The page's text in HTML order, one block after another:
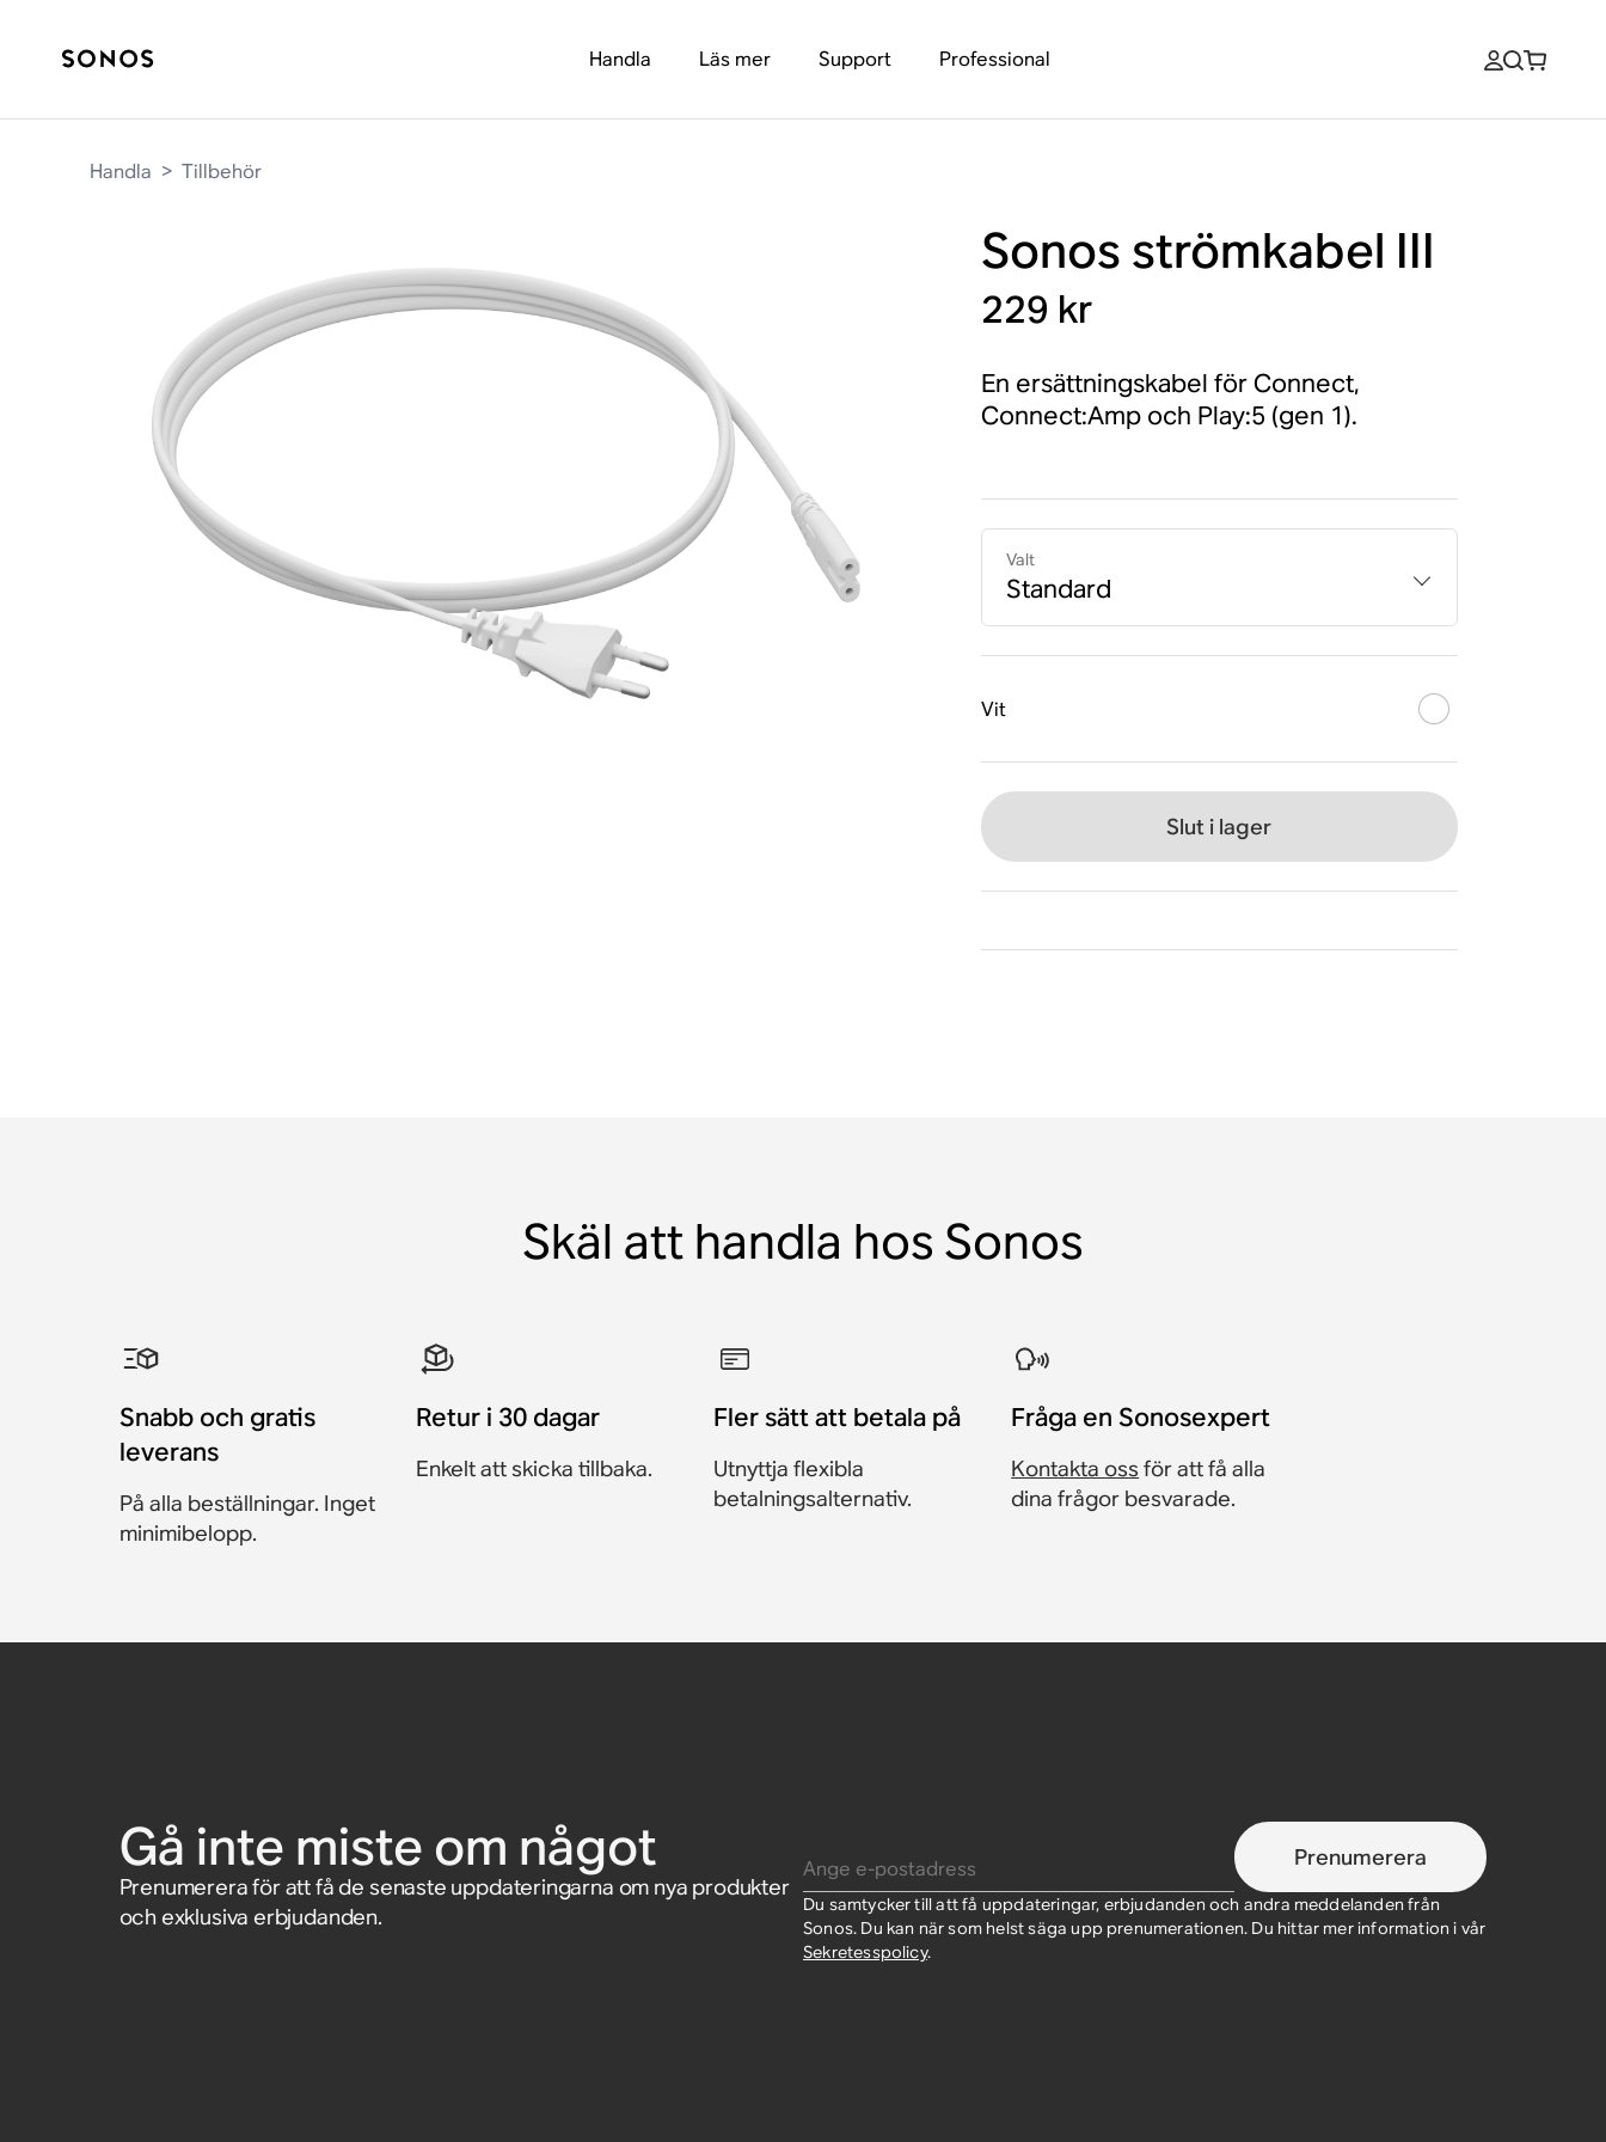
Handla Läs mer Support Professional
Handla > Tillbehör
Sonos strömkabel III
229 kr
En ersättningskabel för Connect,
Connect:Amp och Play:5 (gen 1).
Valt
Standard
Vit
Slut i lager
Skäl att handla hos Sonos
Snabb och gratis
leverans
På alla beställningar. Inget
minimibelopp.
Retur i 30 dagar
Enkelt att skicka tillbaka.
Fler sätt att betala på
Utnyttja flexibla
betalningsalternativ.
Fråga en Sonosexpert
Kontakta oss för att få alla
dina frågor besvarade.
Gå inte miste om något
Prenumerera för att få de senaste uppdateringarna om nya produkter
och exklusiva erbjudanden.
Prenumerera
Du samtycker till att få uppdateringar, erbjudanden och andra meddelanden från
Sonos. Du kan när som helst säga upp prenumerationen. Du hittar mer information i vår
Sekretesspolicy.